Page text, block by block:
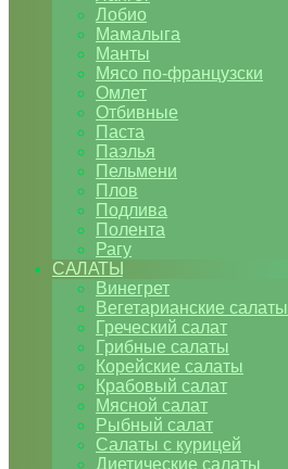
Лобио
Мамалыга
Манты
Мясо по-французски
Омлет
Отбивные
Паста
Паэлья
Пельмени
Плов
Подлива
Полента
Рагу
САЛАТЫ
Винегрет
Вегетарианские салаты
Греческий салат
Грибные салаты
Корейские салаты
Крабовый салат
Мясной салат
Рыбный салат
Салаты с курицей
Диетические салаты